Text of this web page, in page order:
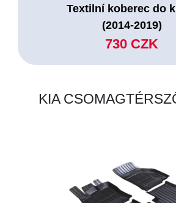
Textilní koberec do
(2014-2019)
730 CZK
KIA